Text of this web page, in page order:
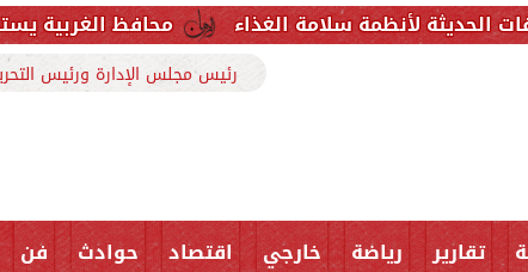
محافظ الغربية يستقبل وكيل وزارة سلامة الغذاء
رئيس مجلس الإدارة ورئيس
تقارير رياضة خارجي اقتصاد حوادث فن